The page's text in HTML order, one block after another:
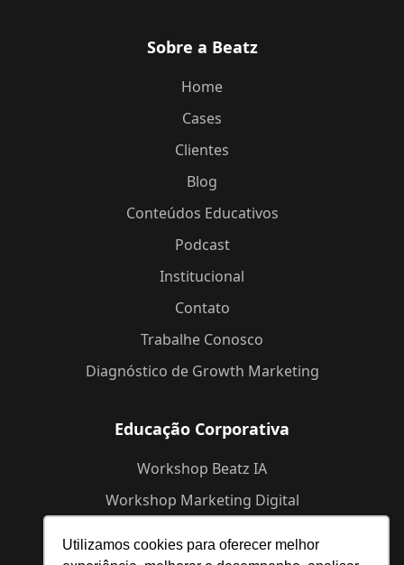
Utilizamos cookies para oferecer melhor
Sobre a Beatz
Home
Cases
Clientes
Blog
Conteúdos Educativos
Podcast
Institucional
Contato
Trabalhe Conosco
Diagnóstico de Growth Marketing
Educação Corporativa
Workshop Beatz IA
Workshop Marketing Digital